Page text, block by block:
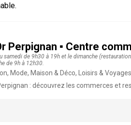
Perpignan ▪️ Centre
samedi de 9h30 à 19h et le dimanche
de 9h à 12h30.
Mode, Maison & Déco, Loisirs &
: découvrez les commerces et